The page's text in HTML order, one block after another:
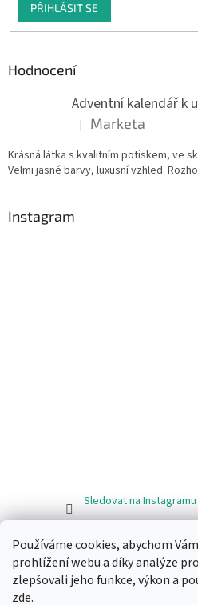
Používáme cookies, abychom
prohlížení webu a díky analýze
zlepšovali jeho funkce, výkon a
zde.
PŘIHLÁSIT SE
Hodnocení
Hodnocení produktu je 5 z
| Marketa
Krásná látka s kvalitním potiskem, ve
Velmi jasné barvy, luxusní vzhled.
Instagram
Sledovat na Instagramu
Facebook
Ragos.cz